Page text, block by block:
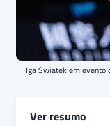
Iga Swiatek em evento
Ver resumo